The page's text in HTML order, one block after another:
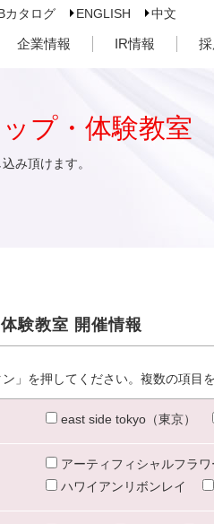
カタログ ENGLISH 中文
企業情報 IR情報
プ・体験教室
み頂けます。
験教室 開催情報
」を押してください。複数の項目
east side tokyo（東京）
アーティフィシャルフラワ
ハワイアンリボンレイ